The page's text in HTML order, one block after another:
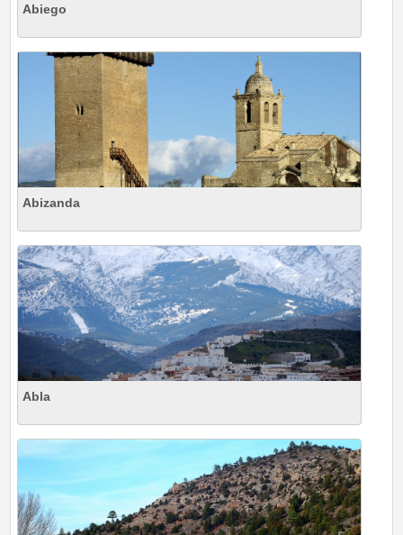
Abiego
Abizanda
Abla